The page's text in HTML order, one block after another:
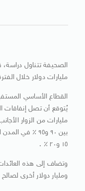
مليارات دولار خلال
القطاع الأساسي
مليارات من الزوار
١٥ و٢٠ ٪ .
وتضاف إلى هذه
ومليار دولار أخرى